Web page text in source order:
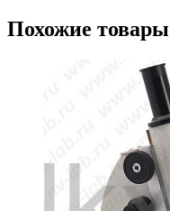
Похожие товары